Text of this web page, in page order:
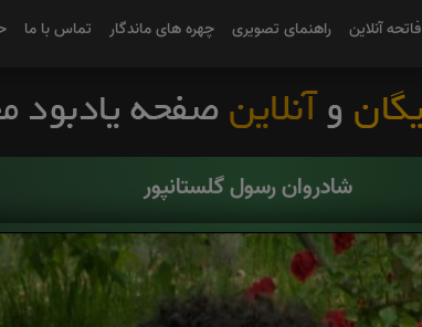
فاتحه آنلاین راهنمای تصویری چهره های ماندگار تماس با ما
شادروان رسول گلستانپور